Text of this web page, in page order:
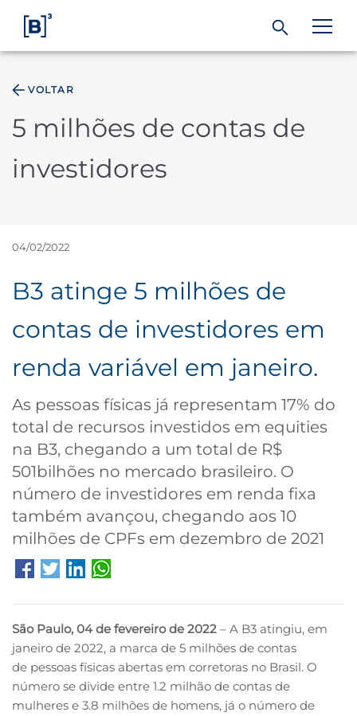
Soluções
Regulação
Dados
VOLTAR
5 milhões de contas de
investidores
04/02/2022
B3 atinge 5 milhões de
contas de investidores em
renda variável em janeiro.
As pessoas físicas já representam 17% do
total de recursos investidos em equities
na B3, chegando a um total de R$
501bilhões no mercado brasileiro. O
número de investidores em renda fixa
também avançou, chegando aos 10
milhões de CPFs em dezembro de 2021
São Paulo, 04 de fevereiro de 2022 – A B3 atingiu, em
janeiro de 2022, a marca de 5 milhões de contas
de pessoas físicas abertas em corretoras no Brasil. O
número se divide entre 1.2 milhão de contas de
mulheres e 3.8 milhões de homens, já o número de